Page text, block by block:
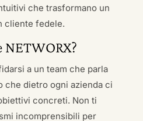
che trasformano un
cliente fedele.
NETWORX?
a un team che parla
che dietro ogni azienda ci
concreti. Non ti
incomprensibili per